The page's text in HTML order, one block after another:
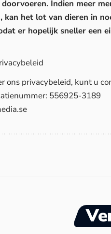
Indien meer
kan het lot van dieren in
er hopelijk sneller een
ons privacybeleid, kunt u
556925-3189